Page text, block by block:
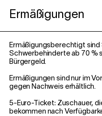
Ermäßigungen
Ermäßigungsberechtigt
Schwerbehinderte ab 70 %
Bürgergeld.
Ermäßigungen sind nur im
gegen Nachweis erhältlich.
5-Euro-Ticket: Zuschauer,
bekommen nach